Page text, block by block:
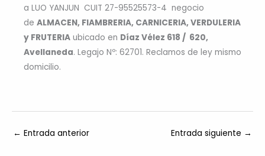
a LUO YANJUN CUIT 27-95525573-4 negocio
de ALMACEN, FIAMBRERIA, CARNICERIA, VERDULERIA
y FRUTERIA ubicado en Díaz Vélez 618 / 620,
Avellaneda. Legajo Nº: 62701. Reclamos de ley mismo
domicilio.
← Entrada anterior Entrada siguiente →